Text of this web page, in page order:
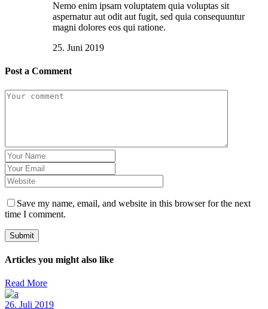
Nemo enim ipsam voluptatem quia voluptas sit
aspernatur aut odit aut fugit, sed quia consequuntur
magni dolores eos qui ratione.
25. Juni 2019
Post a Comment
Save my name, email, and website in this browser for the next
time I comment.
Submit
Articles you might also like
Read More
26. Juli 2019